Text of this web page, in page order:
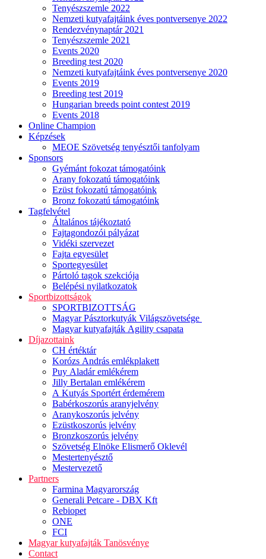
Tenyészszemle 2022
Nemzeti kutyafajtáink éves pontversenye 2022
Rendezvénynaptár 2021
Tenyészszemle 2021
Events 2020
Breeding test 2020
Nemzeti kutyafajtáink éves pontversenye 2020
Events 2019
Breeding test 2019
Hungarian breeds point contest 2019
Events 2018
Online Champion
Képzések
MEOE Szövetség tenyésztői tanfolyam
Sponsors
Gyémánt fokozat támogatóink
Arany fokozatú támogatóink
Ezüst fokozatú támogatóink
Bronz fokozatú támogatóink
Tagfelvétel
Általános tájékoztató
Fajtagondozói pályázat
Vidéki szervezet
Fajta egyesület
Sportegyesület
Pártoló tagok szekciója
Belépési nyilatkozatok
Sportbizottságok
SPORTBIZOTTSÁG
Magyar Pásztorkutyák Világszövetsége
Magyar kutyafajták Agility csapata
Díjazottaink
CH értéktár
Korózs András emlékplakett
Puy Aladár emlékérem
Jilly Bertalan emlékérem
A Kutyás Sportért érdemérem
Babérkoszorús aranyjelvény
Aranykoszorús jelvény
Ezüstkoszorús jelvény
Bronzkoszorús jelvény
Szövetség Elnöke Elismerő Oklevél
Mestertenyésztő
Mestervezető
Partners
Farmina Magyarország
Generali Petcare - DBX Kft
Rebiopet
ONE
FCI
Magyar kutyafajták Tanösvénye
Contact